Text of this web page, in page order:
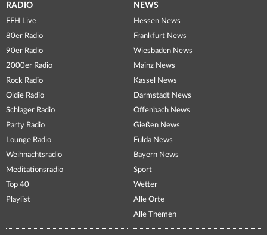
RADIO
FFH Live
80er Radio
90er Radio
2000er Radio
Rock Radio
Oldie Radio
Schlager Radio
Party Radio
Lounge Radio
Weihnachtsradio
Meditationsradio
Top 40
Playlist
NEWS
Hessen News
Frankfurt News
Wiesbaden News
Mainz News
Kassel News
Darmstadt News
Offenbach News
Gießen News
Fulda News
Bayern News
Sport
Wetter
Alle Orte
Alle Themen